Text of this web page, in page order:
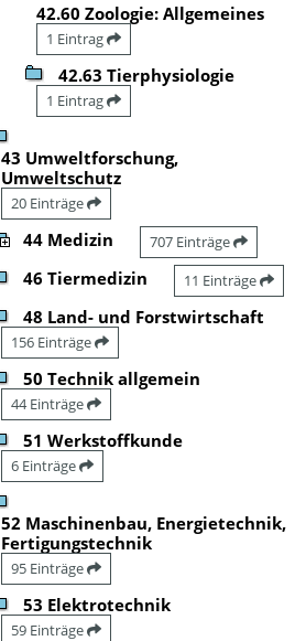
42.60 Zoologie: Allgemeines
1 Eintrag
42.63 Tierphysiologie
1 Eintrag
43 Umweltforschung,
Umweltschutz
20 Einträge
44 Medizin 707 Einträge
46 Tiermedizin 11 Einträge
48 Land- und Forstwirtschaft
156 Einträge
50 Technik allgemein
44 Einträge
51 Werkstoffkunde
6 Einträge
52 Maschinenbau, Energietechnik,
Fertigungstechnik
95 Einträge
53 Elektrotechnik
59 Einträge